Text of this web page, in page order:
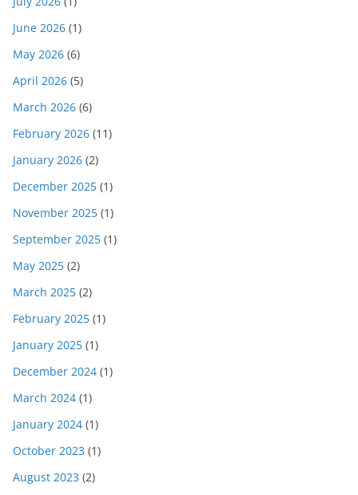
June 2026 (1)
May 2026 (6)
April 2026 (5)
March 2026 (6)
February 2026 (11)
January 2026 (2)
December 2025 (1)
November 2025 (1)
September 2025 (1)
May 2025 (2)
March 2025 (2)
February 2025 (1)
January 2025 (1)
December 2024 (1)
March 2024 (1)
January 2024 (1)
October 2023 (1)
August 2023 (2)